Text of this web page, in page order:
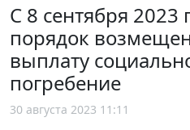
С 8 сентября 2023
порядок
выплату
погребение
30 августа 2023 11:11